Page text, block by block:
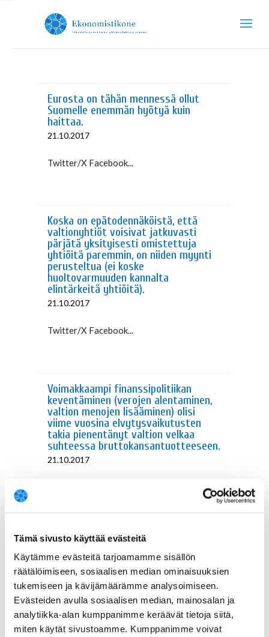
Tämä sivusto käyttää evästeitä
Käytämme evästeitä tarjoamamme sisällön
räätälöimiseen, sosiaalisen median ominaisuuksien
tukemiseen ja kävijämäärämme analysoimiseen.
Evästeiden avulla sosiaalisen median, mainosalan ja
analytiikka-alan kumppanimme keräävät tietoja siitä,
miten käytät sivustoamme. Kumppanimme voivat
Eurosta on tähän mennessä ollut
Suomelle enemmän hyötyä kuin
haittaa.
21.10.2017
Twitter/X Facebook...
Koska on epätodennäköistä, että
valtionyhtiöt voisivat jatkuvasti
pärjätä yksityisesti omistettuja
yhtiöitä paremmin, on niiden myynti
perusteltua (ei koske
huoltovarmuuden kannalta
elintärkeitä yhtiöitä).
21.10.2017
Twitter/X Facebook...
Voimakkaampi finanssipolitiikan
keventäminen (verojen alentaminen,
valtion menojen lisääminen) olisi
viime vuosina elvytysvaikutusten
takia pienentänyt valtion velkaa
suhteessa bruttokansantuotteeseen.
21.10.2017
Kotitalousvähennys on tehokas tapa
torjua harmaata taloutta.
17.10.2017
Twitter/X Facebook...